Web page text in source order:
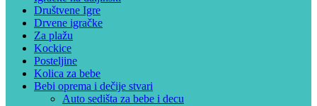
Društvene Igre
Drvene igračke
Za plažu
Kockice
Posteljine
Kolica za bebe
Bebi oprema i dečije stvari
Auto sedišta za bebe i decu